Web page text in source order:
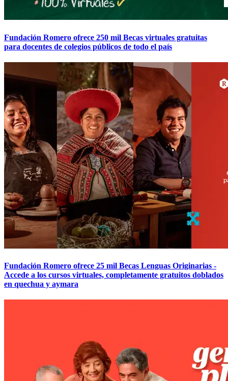
Fundación Romero ofrece 250 mil Becas virtuales gratuitas
para docentes de colegios públicos de todo el país
Fundación Romero ofrece 25 mil Becas Lenguas Originarias -
Accede a los cursos virtuales, completamente gratuitos doblados
en quechua y aymara